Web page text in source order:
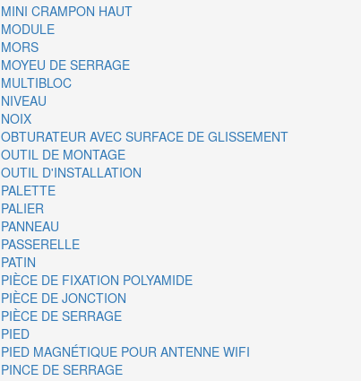
MINI CRAMPON HAUT
MODULE
MORS
MOYEU DE SERRAGE
MULTIBLOC
NIVEAU
NOIX
OBTURATEUR AVEC SURFACE DE GLISSEMENT
OUTIL DE MONTAGE
OUTIL D'INSTALLATION
PALETTE
PALIER
PANNEAU
PASSERELLE
PATIN
PIÈCE DE FIXATION POLYAMIDE
PIÈCE DE JONCTION
PIÈCE DE SERRAGE
PIED
PIED MAGNÉTIQUE POUR ANTENNE WIFI
PINCE DE SERRAGE